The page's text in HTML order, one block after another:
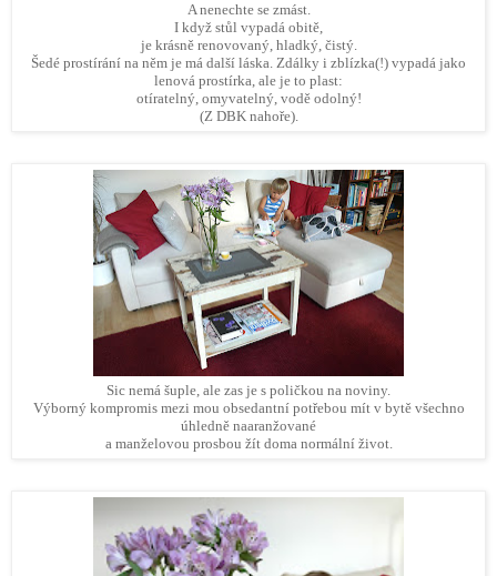
A nenechte se zmást.
I když stůl vypadá obitě,
je krásně renovovaný, hladký, čistý.
Šedé prostírání na něm je má další láska. Zdálky i zblízka(!) vypadá jako
lenová prostírka, ale je to plast:
otíratelný, omyvatelný, vodě odolný!
(Z DBK nahoře).
Sic nemá šuple, ale zas je s poličkou na noviny.
Výborný kompromis mezi mou obsedantní potřebou mít v bytě všechno
úhledně naaranžované
a manželovou prosbou žít doma normální život.